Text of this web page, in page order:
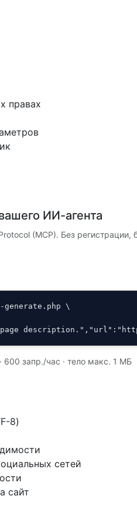
правах
ИИ-агента
(MCP). Без
\
600 запр./час · тело макс. 1 МБ
8)
сетей
сайт